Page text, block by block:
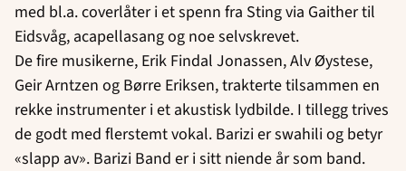
med bl.a. coverlåter i et spenn fra Sting via Gaither til
Eidsvåg, acapellasang og noe selvskrevet.
De fire musikerne, Erik Findal Jonassen, Alv Øystese,
Geir Arntzen og Børre Eriksen, trakterte tilsammen en
rekke instrumenter i et akustisk lydbilde. I tillegg trives
de godt med flerstemt vokal. Barizi er swahili og betyr
«slapp av». Barizi Band er i sitt niende år som band.